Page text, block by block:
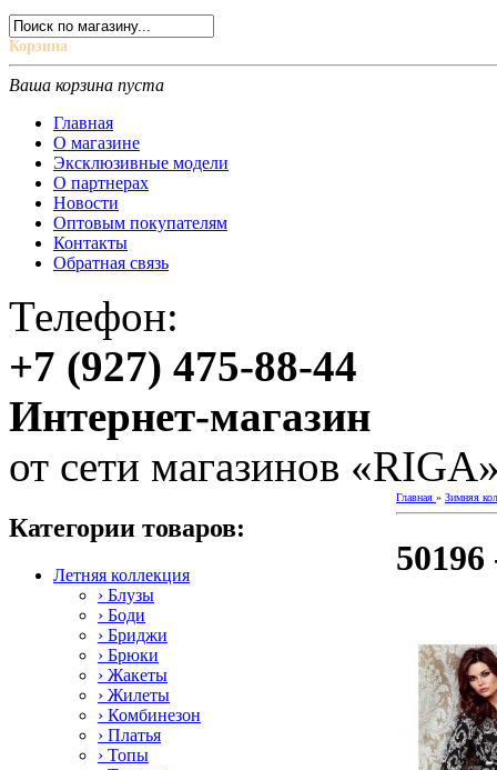
Корзина
Ваша корзина пуста
Главная
О магазине
Эксклюзивные модели
О партнерах
Новости
Оптовым покупателям
Контакты
Обратная связь
Телефон:
+7 (927) 475-88-44
Интернет-магазин
от сети магазинов
Категории товаров:
Летняя коллекция
› Блузы
› Боди
› Бриджи
› Брюки
› Жакеты
› Жилеты
› Комбинезон
› Платья
› Топы
Главная » Зимняя